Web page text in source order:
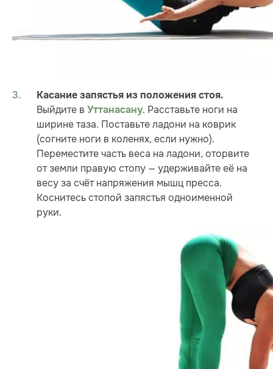
Касание запястья из положения стоя.
Выйдите в Уттанасану. Расставьте ноги на
ширине таза. Поставьте ладони на коврик
(согните ноги в коленях, если нужно).
Переместите часть веса на ладони, оторвите
от земли правую стопу — удерживайте её на
весу за счёт напряжения мышц пресса.
Коснитесь стопой запястья одноименной
руки.